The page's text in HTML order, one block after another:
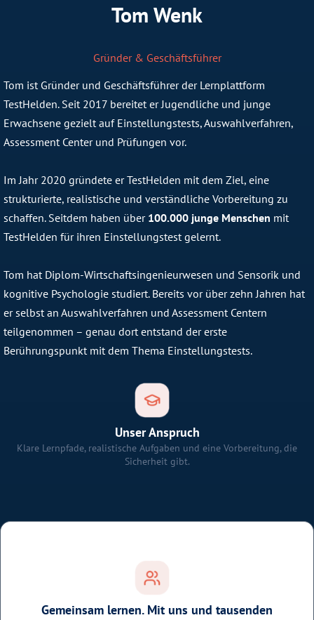
Tom Wenk
Gründer & Geschäftsführer
Tom ist Gründer und Geschäftsführer der Lernplattform
TestHelden. Seit 2017 bereitet er Jugendliche und junge
Erwachsene gezielt auf Einstellungstests, Auswahlverfahren,
Assessment Center und Prüfungen vor.
Im Jahr 2020 gründete er TestHelden mit dem Ziel, eine
strukturierte, realistische und verständliche Vorbereitung zu
schaffen. Seitdem haben über 100.000 junge Menschen mit
TestHelden für ihren Einstellungstest gelernt.
Tom hat Diplom-Wirtschaftsingenieurwesen und Sensorik und
kognitive Psychologie studiert. Bereits vor über zehn Jahren hat
er selbst an Auswahlverfahren und Assessment Centern
teilgenommen – genau dort entstand der erste
Berührungspunkt mit dem Thema Einstellungstests.
Unser Anspruch
Klare Lernpfade, realistische Aufgaben und eine Vorbereitung, die
Sicherheit gibt.
Gemeinsam lernen. Mit uns und tausenden